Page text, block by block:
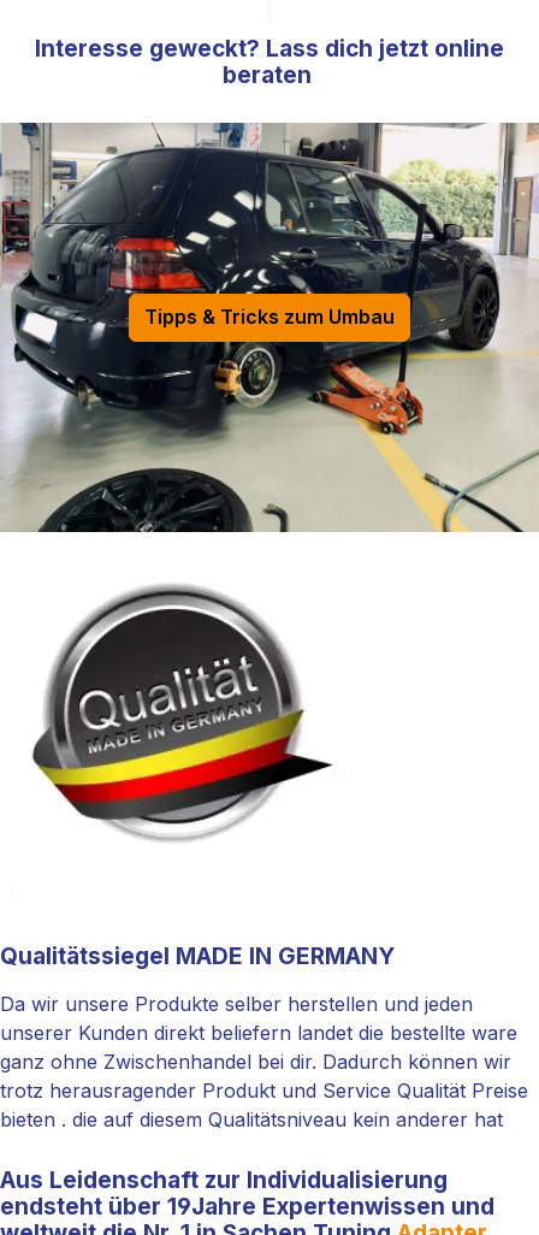
Interesse geweckt? Lass dich jetzt online
beraten
Tipps & Tricks zum Umbau
Qualitätssiegel MADE IN GERMANY
Da wir unsere Produkte selber herstellen und jeden
unserer Kunden direkt beliefern landet die bestellte ware
ganz ohne Zwischenhandel bei dir. Dadurch können wir
trotz herausragender Produkt und Service Qualität Preise
bieten . die auf diesem Qualitätsniveau kein anderer hat
Aus Leidenschaft zur Individualisierung
endsteht über 19Jahre Expertenwissen und